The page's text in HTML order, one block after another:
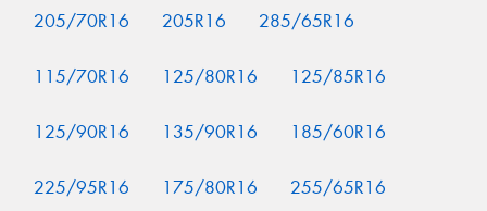
205/70R16 205R16 285/65R16
115/70R16 125/80R16 125/85R16
125/90R16 135/90R16 185/60R16
225/95R16 175/80R16 255/65R16